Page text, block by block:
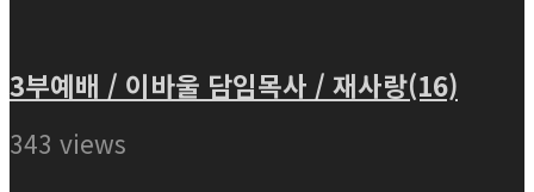
3부예배 / 이바울 담임목사 / 재사랑(16)
343 views